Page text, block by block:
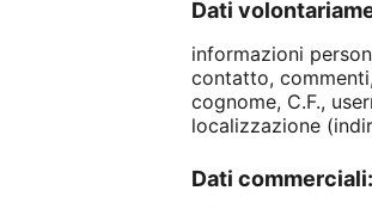
Dati
informazioni
contatto,
cognome, C.F.,
localizzazione
Dati commerciali: